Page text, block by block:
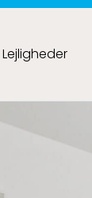
Lejligheder